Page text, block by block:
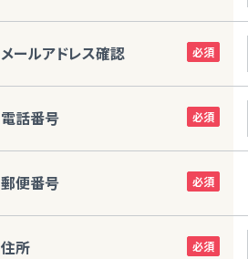
メールアドレス確認
電話番号
郵便番号
住所